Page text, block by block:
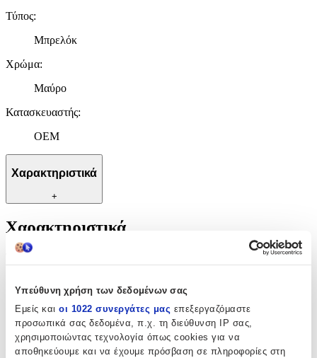
Υπεύθυνη χρήση των δεδομένων σας
Εμείς και οι 1022 συνεργάτες μας επεξεργαζόμαστε
προσωπικά σας δεδομένα, π.χ. τη διεύθυνση IP σας,
χρησιμοποιώντας τεχνολογία όπως cookies για να
αποθηκεύουμε και να έχουμε πρόσβαση σε πληροφορίες στη
Τύπος:
Μπρελόκ
Χρώμα:
Μαύρο
Κατασκευαστής:
OEM
Χαρακτηριστικά
+
Χαρακτηριστικά
Τύπος
Χρώμα :
Μαύρο
Κατασκευαστής: